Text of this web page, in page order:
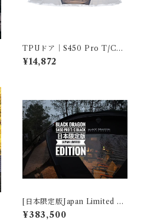
TPUドア｜S450 Pro T/C用
オプション BLACK 222404
0020-02
¥14,872
[日本限定版Japan Limited Ed
ition] Black Dragon S450 P
ro T/C BLACK 222404002
¥383,500